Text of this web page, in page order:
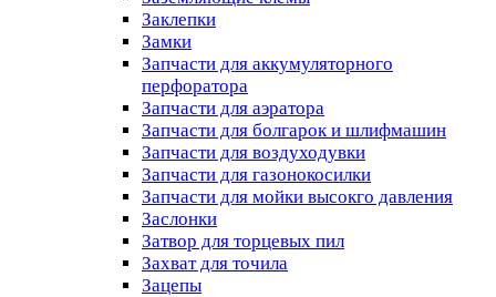
Заклепки
Замки
Запчасти для аккумуляторного
перфоратора
Запчасти для аэратора
Запчасти для болгарок и шлифмашин
Запчасти для воздуходувки
Запчасти для газонокосилки
Запчасти для мойки высокго давления
Заслонки
Затвор для торцевых пил
Захват для точила
Зацепы